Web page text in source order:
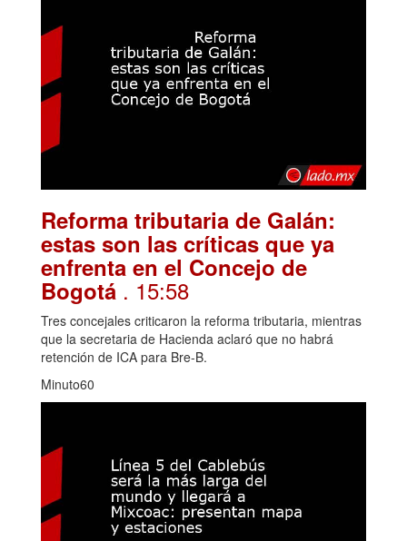
Reforma tributaria de Galán:
estas son las críticas que ya
enfrenta en el Concejo de
Bogotá . 15:58
Tres concejales criticaron la reforma tributaria, mientras
que la secretaria de Hacienda aclaró que no habrá
retención de ICA para Bre-B.
Minuto60